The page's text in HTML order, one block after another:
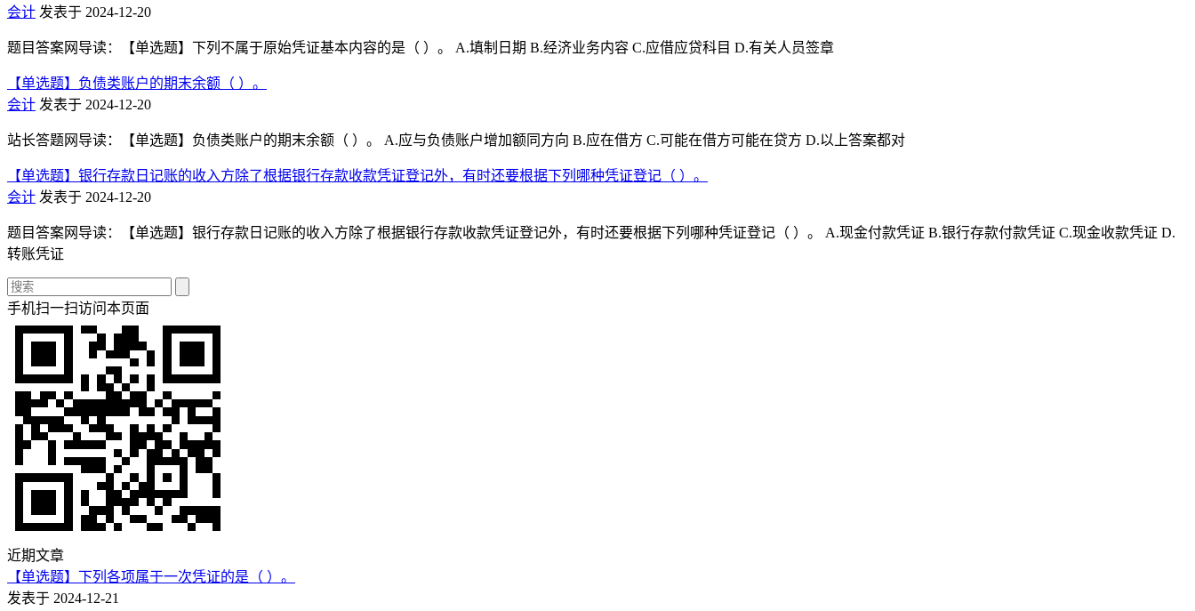
会计 发表于 2024-12-20
题目答案网导读：【单选题】下列不属于原始凭证基本内容的是（ ）。 A.填制日期 B.经济业务内容 C.应借应贷科目 D.有关人员签章
【单选题】负债类账户的期末余额（ ）。
会计 发表于 2024-12-20
站长答题网导读：【单选题】负债类账户的期末余额（ ）。 A.应与负债账户增加额同方向 B.应在借方 C.可能在借方可能在贷方 D.以上答案都对
【单选题】银行存款日记账的收入方除了根据银行存款收款凭证登记外，有时还要根据下列哪种凭证登记（ ）。
会计 发表于 2024-12-20
题目答案网导读：【单选题】银行存款日记账的收入方除了根据银行存款收款凭证登记外，有时还要根据下列哪种凭证登记（ ）。 A.现金付款凭证 B.银行存款付款凭证 C.现金收款凭证 D.
转账凭证
手机扫一扫访问本页面
近期文章
【单选题】下列各项属于一次凭证的是（ ）。
发表于 2024-12-21